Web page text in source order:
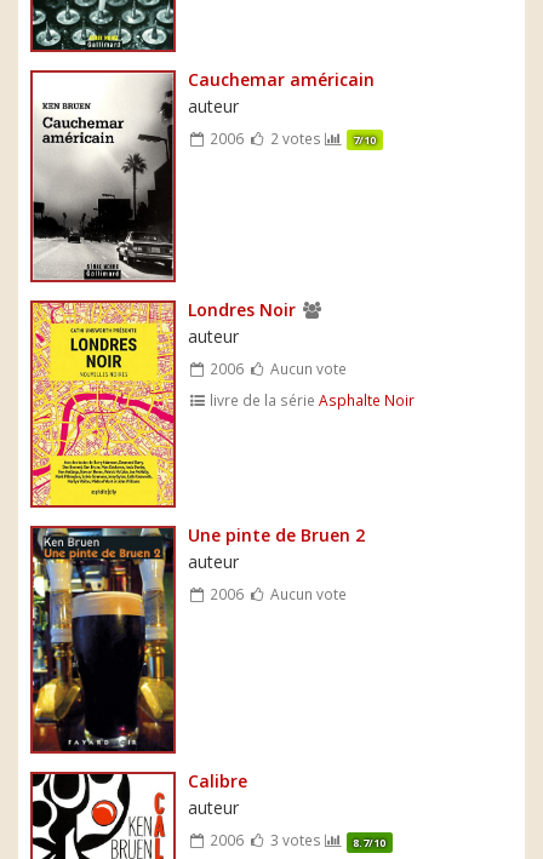
Cauchemar américain
auteur
2006 2 votes 7/10
Londres Noir
auteur
2006
Aucun vote
livre de la sérieAsphalte Noir
Une pinte de Bruen 2
auteur
2006 Aucun vote
Calibre
auteur
2006 3 votes 8.7/10